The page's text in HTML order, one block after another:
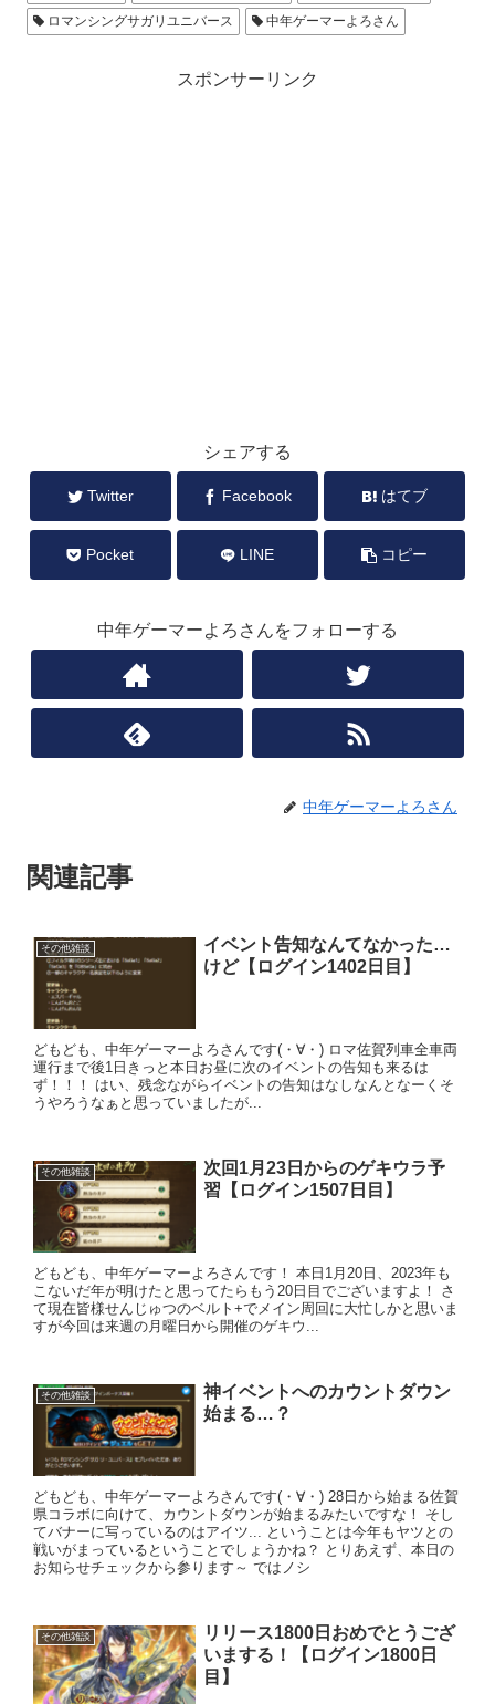
ロマンシングサガリユニバース
中年ゲーマーよろさん
スポンサーリンク
シェアする
Twitter Facebook はてブ
Pocket LINE コピー
中年ゲーマーよろさんをフォローする
中年ゲーマーよろさん
関連記事
その他雑談
イベント告知なんてなかった…
けど【ログイン1402日目】
どもども、中年ゲーマーよろさんです(・∀・) ロマ佐賀列車全車両
運行まで後1日きっと本日お昼に次のイベントの告知も来るは
ず！！！ はい、残念ながらイベントの告知はなしなんとなーくそ
うやろうなぁと思っていましたが...
その他雑談
次回1月23日からのゲキウラ予
習【ログイン1507日目】
どもども、中年ゲーマーよろさんです！ 本日1月20日、2023年も
こないだ年が明けたと思ってたらもう20日目でございますよ！ さ
て現在皆様せんじゅつのベルト+でメイン周回に大忙しかと思いま
すが今回は来週の月曜日から開催のゲキウ...
その他雑談
神イベントへのカウントダウン
始まる…？
どもども、中年ゲーマーよろさんです(・∀・) 28日から始まる佐賀
県コラボに向けて、カウントダウンが始まるみたいですな！ そし
てバナーに写っているのはアイツ... ということは今年もヤツとの
戦いがまっているということでしょうかね？ とりあえず、本日の
お知らせチェックから参ります～ ではノシ
その他雑談
リリース1800日おめでとうござ
いまする！【ログイン1800日
目】